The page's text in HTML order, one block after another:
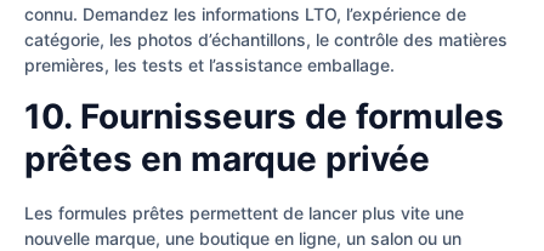
connu. Demandez les informations LTO, l’expérience de
catégorie, les photos d’échantillons, le contrôle des matières
premières, les tests et l’assistance emballage.
10. Fournisseurs de formules
prêtes en marque privée
Les formules prêtes permettent de lancer plus vite une
nouvelle marque, une boutique en ligne, un salon ou un